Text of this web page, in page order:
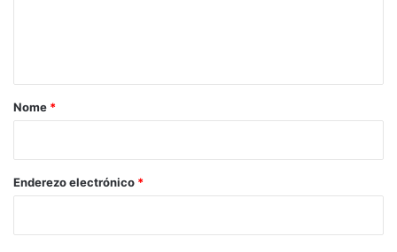
r
*
Nome *
Enderezo electrónico *